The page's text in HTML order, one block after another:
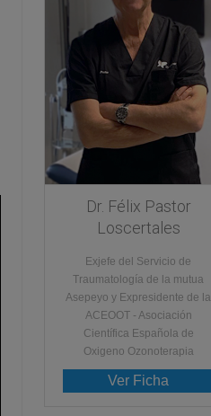
Dr. Félix Pastor
Loscertales
Exjefe del Servicio de
Traumatología de la mutua
Asepeyo y Expresidente de la
ACEOOT - Asociación
Científica Española de
Oxigeno Ozonoterapia
Ver Ficha